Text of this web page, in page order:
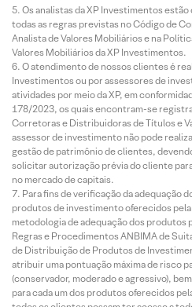
Os analistas da XP Investimentos
todas as regras previstas no Código de
Analista de Valores Mobiliários e na
Valores Mobiliários da XP Investimentos.
O atendimento de nossos clientes é
Investimentos ou por assessores de
atividades por meio da XP, em
178/2023, os quais encontram-se
Corretoras e Distribuidoras de Títulos e
assessor de investimento não pode
gestão de patrimônio de clientes,
solicitar autorização prévia do cliente
no mercado de capitais.
Para fins de verificação da adequação
produtos de investimento oferecidos
metodologia de adequação dos produtos
Regras e Procedimentos ANBIMA de
de Distribuição de Produtos de
atribuir uma pontuação máxima de risco
(conservador, moderado e agressivo),
para cada um dos produtos oferecidos